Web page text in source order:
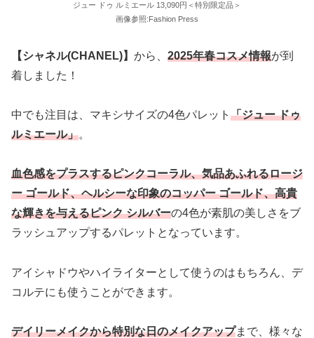
ジュー ドゥ ルミエール 13,090円＜特別限定品＞
画像参照:Fashion Press
【シャネル(CHANEL)】 から、 2025年春コスメ情報が到
着しました！
中でも注目は、マキシサイズの4色パレット 「ジュー ドゥ
ルミエール」。
血色感をプラスするピンクコーラル、気品あふれるロージ
ー ゴールド、ヘルシーな印象のコッパー ゴールド、高貴
な輝きを与えるピンク シルバーの4色が素肌の美しさをブ
ラッシュアップするパレットとなっています。
アイシャドウやハイライターとして使うのはもちろん、デ
コルテにも使うことができます。
デイリーメイクから特別な日のメイクアップまで、様々な